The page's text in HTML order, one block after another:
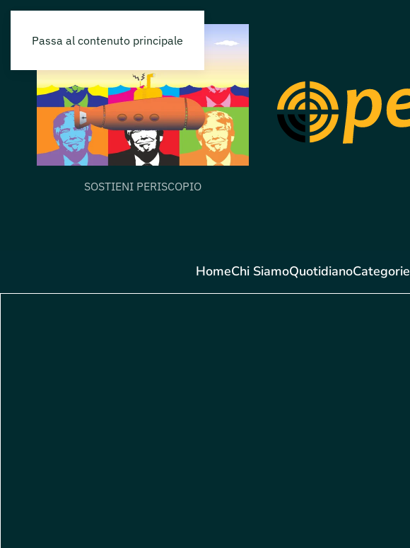
Passa al contenuto principale
SOSTIENI PERISCOPIO
HomeChi SiamoQuotidianoCategorie